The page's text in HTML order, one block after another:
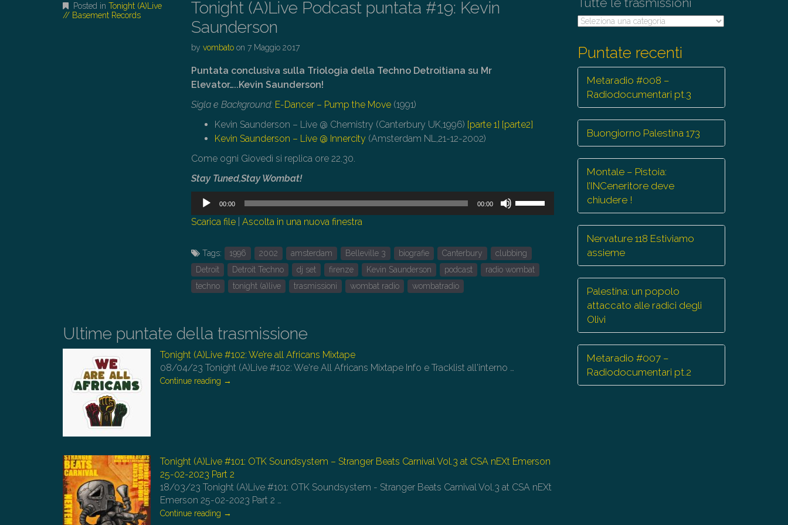
Posted in Tonight (A)Live
// Basement Records
Tonight (A)Live Podcast puntata #19: Kevin
Saunderson
byvombato on7 Maggio 2017
Puntata conclusiva sulla Triologia della Techno Detroitiana su Mr
Elevator…..Kevin Saunderson!
Sigla e Background: E-Dancer – Pump the Move (1991)
Kevin Saunderson – Live @ Chemistry (Canterbury UK,1996) [parte 1] [parte2]
Kevin Saunderson – Live @ Innercity (Amsterdam NL,21-12-2002)
Come ogni Giovedì si replica ore 22.30.
Stay Tuned,Stay Wombat!
Audio
00:00 00:00
su/giù
per
Scarica file |Ascolta in una nuova finestra
Tags: 1996 2002 amsterdam Belleville 3 biografie Canterbury
clubbing
Detroit
Detroit Techno dj set firenze Kevin Saunderson podcast
radio wombat
techno
tonight (a)live trasmissioni wombat radio wombatradio
Ultime puntate della trasmissione
Tonight (A)Live #102: We’re all Africans Mixtape
08/04/23 Tonight (A)Live #102: We're All Africans Mixtape Info e Tracklist all'interno …
Continue reading →
Tonight (A)Live #101: OTK Soundsystem – Stranger Beats Carnival Vol.3 at CSA nEXt Emerson
25-02-2023 Part 2
18/03/23 Tonight (A)Live #101: OTK Soundsystem - Stranger Beats Carnival Vol.3 at CSA nEXt
Emerson 25-02-2023 Part 2 …
Continue reading →
Tutte
Puntate recenti
Metaradio #008 –
Radiodocumentari pt.3
Buongiorno Palestina 173
Montale – Pistoia:
l’INCeneritore deve
chiudere !
Nervature 118 Estiviamo
assieme
Palestina: un popolo
attaccato alle radici degli
Olivi
Metaradio #007 –
Radiodocumentari pt.2